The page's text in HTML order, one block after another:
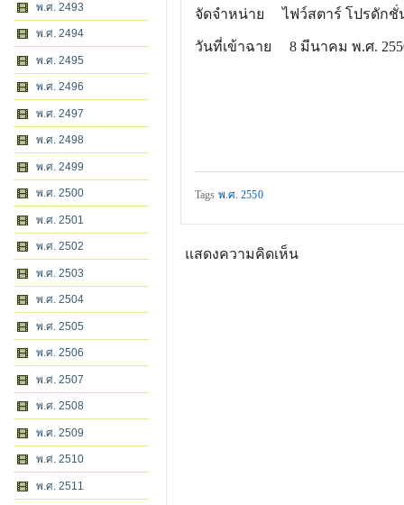
พ.ศ. 2493
พ.ศ. 2494
พ.ศ. 2495
พ.ศ. 2496
พ.ศ. 2497
พ.ศ. 2498
พ.ศ. 2499
พ.ศ. 2500
พ.ศ. 2501
พ.ศ. 2502
พ.ศ. 2503
พ.ศ. 2504
พ.ศ. 2505
พ.ศ. 2506
พ.ศ. 2507
พ.ศ. 2508
พ.ศ. 2509
พ.ศ. 2510
พ.ศ. 2511
จัดจำหน่าย ไฟว์สตาร์ โปรดักชั่
วันที่เข้าฉาย 8 มีนาคม พ.ศ.
Tags พ.ศ. 2550
แสดงความคิดเห็น